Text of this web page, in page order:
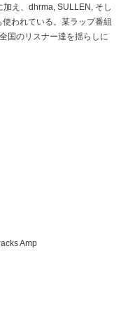
え、dhrma, SULLEN, そし
われている。某ラップ番組
国のリスナー達を揺らしに
Amp